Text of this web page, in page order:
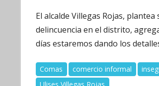
El alcalde Villegas Rojas,
delincuencia en el distrito,
días estaremos dando los
Comas comercio informal